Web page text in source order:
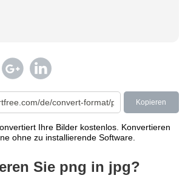
Kopieren
Ihre Bilder kostenlos. Konvertieren
ohne zu installierende Software.
Sie png in jpg?